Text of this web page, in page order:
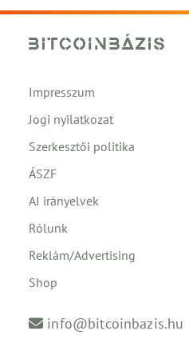
Impresszum
Jogi nyilatkozat
Szerkesztői politika
ÁSZF
AI irányelvek
Rólunk
Reklám/Advertising
Shop
info@bitcoinbazis.hu